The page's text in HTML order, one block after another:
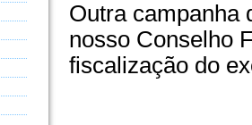
Outra campanha
nosso Conselho
fiscalização do